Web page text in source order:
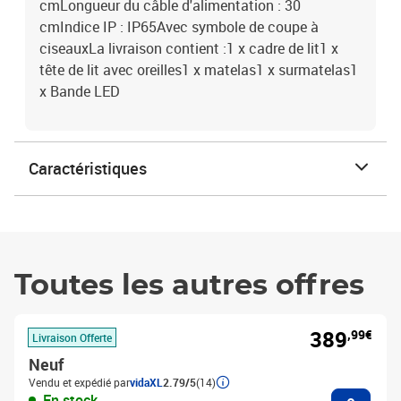
cmLongueur du câble d'alimentation : 30
cmIndice IP : IP65Avec symbole de coupe à
ciseauxLa livraison contient :1 x cadre de lit1 x
tête de lit avec oreilles1 x matelas1 x surmatelas1
x Bande LED
Caractéristiques
Toutes les autres offres
Livraison Offerte
Neuf
Vendu et expédié parvidaXL 2.79/5(14)
389,99€